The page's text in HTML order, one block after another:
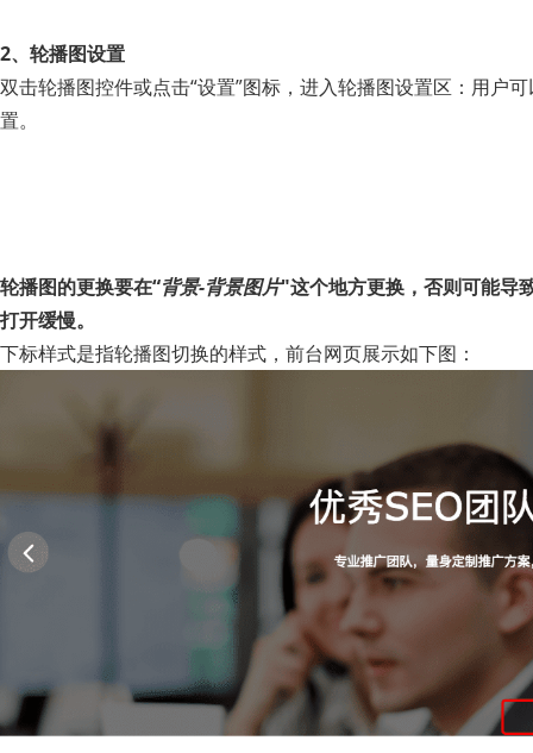
2、轮播图设置
双击轮播图控件或点击“设置”图标，进入轮播图设置区：用户
置。
轮播图的更换要在“背景-背景图片"这个地方更换，否则可能导
打开缓慢。
下标样式是指轮播图切换的样式，前台网页展示如下图：